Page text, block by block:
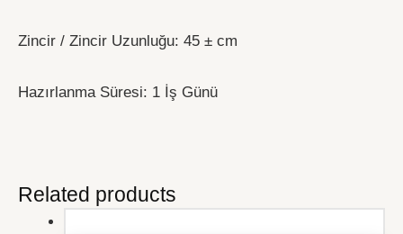
Zincir / Zincir Uzunluğu: 45 ± cm
Hazırlanma Süresi: 1 İş Günü
Related products